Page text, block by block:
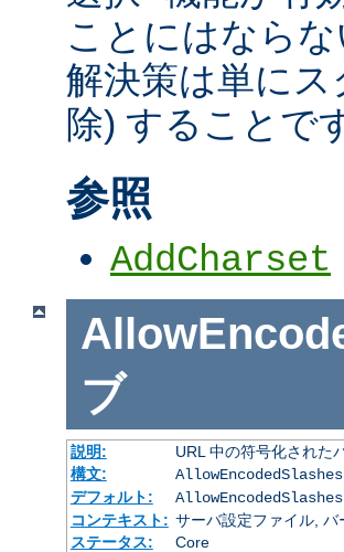
ことにはなら
解決策は単に
除) することで
参照
AddCharset
ブ
説明:
URL 中の符号化された
構文:
デフォルト:
コンテキスト: サーバ設定ファイル, バ
ステータス:
Core